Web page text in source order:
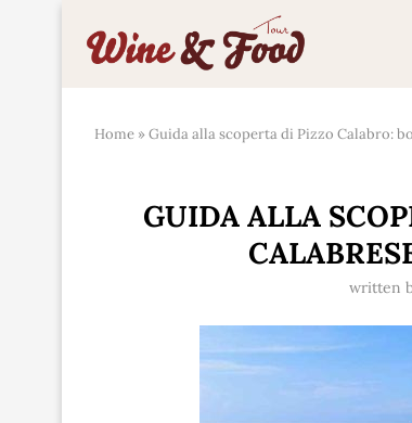
Home »Guida alla scoperta di Pizzo Calabro:
GUIDA ALLA
written